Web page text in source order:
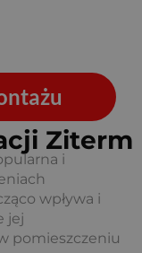
Ziterm
i
wpływa i
jej
pomieszczeniu